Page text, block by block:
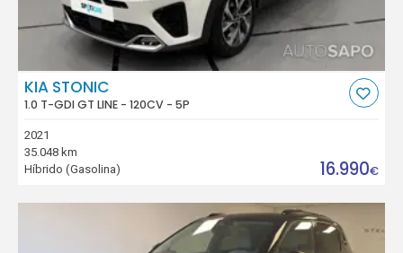
KIA STONIC
1.0 T-GDI GT LINE - 120CV - 5P
2021
35.048 km
Híbrido (Gasolina)
16.990€